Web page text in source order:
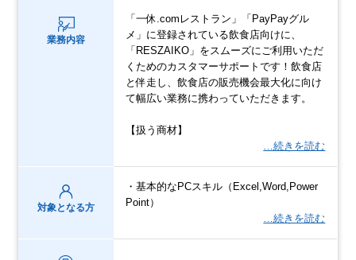
業務内容
「一休.comレストラン」「PayPayグル
メ」に登録されている飲食店向けに、
「RESZAIKO」をスムーズにご利用いただ
くためのカスタマーサポートです！飲食店
と伴走し、飲食店の販売機会最大化に向け
て幅広い業務に携わっていただきます。
【扱う商材】
…続きを読む
対象となる方
・基本的なPCスキル（Excel,Word,Power
Point）
…続きを読む